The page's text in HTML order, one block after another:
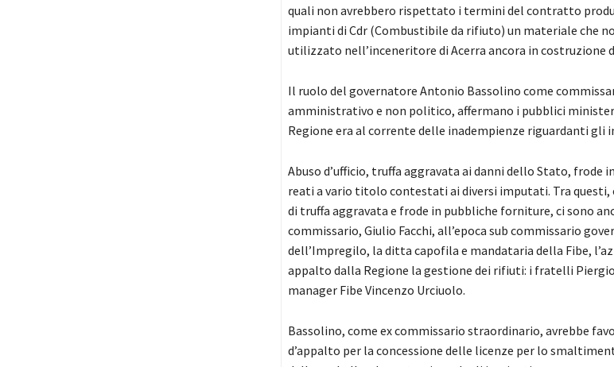
quali non avrebbero rispettato i termini del contratto
impianti di Cdr (Combustibile da rifiuto) un materiale che
utilizzato nell’inceneritore di Acerra ancora in costruzione
Il ruolo del governatore Antonio Bassolino come
amministrativo e non politico, affermano i pubblici
Regione era al corrente delle inadempienze riguardanti gli
Abuso d’ufficio, truffa aggravata ai danni dello Stato, frode
reati a vario titolo contestati ai diversi imputati. Tra questi,
di truffa aggravata e frode in pubbliche forniture, ci sono
commissario, Giulio Facchi, all’epoca sub commissario
dell’Impregilo, la ditta capofila e mandataria della Fibe,
appalto dalla Regione la gestione dei rifiuti: i fratelli
manager Fibe Vincenzo Urciuolo.
Bassolino, come ex commissario straordinario, avrebbe
d’appalto per la concessione delle licenze per lo